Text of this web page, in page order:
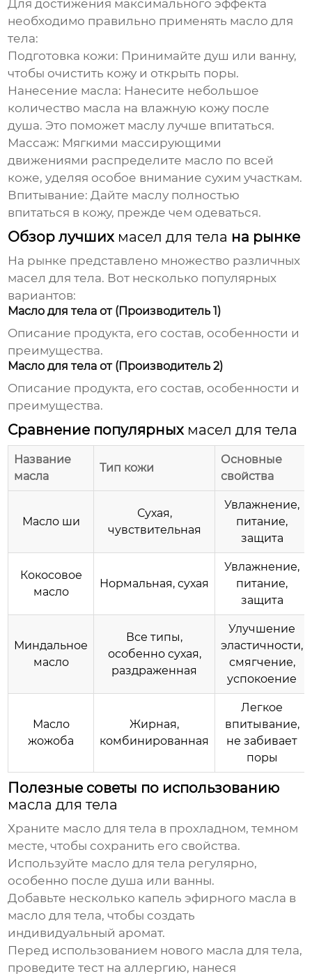
Для достижения максимального эффекта
необходимо правильно применять масло для
тела:
Подготовка кожи: Принимайте душ или ванну,
чтобы очистить кожу и открыть поры.
Нанесение масла: Нанесите небольшое
количество масла на влажную кожу после
душа. Это поможет маслу лучше впитаться.
Массаж: Мягкими массирующими
движениями распределите масло по всей
коже, уделяя особое внимание сухим участкам.
Впитывание: Дайте маслу полностью
впитаться в кожу, прежде чем одеваться.
Обзор лучших масел для тела на рынке
На рынке представлено множество различных
масел для тела. Вот несколько популярных
вариантов:
Масло для тела от (Производитель 1)
Описание продукта, его состав, особенности и
преимущества.
Масло для тела от (Производитель 2)
Описание продукта, его состав, особенности и
преимущества.
Сравнение популярных масел для тела
Название
масла
Тип кожи
Основные
свойства
Масло ши
Сухая,
чувствительная
Увлажнение,
питание,
защита
Кокосовое
масло
Нормальная, сухая
Увлажнение,
питание,
защита
Миндальное
масло
Все типы,
особенно сухая,
раздраженная
Улучшение
эластичности,
смягчение,
успокоение
Масло
жожоба
Жирная,
комбинированная
Легкое
впитывание,
не забивает
поры
Полезные советы по использованию
масла для тела
Храните масло для тела в прохладном, темном
месте, чтобы сохранить его свойства.
Используйте масло для тела регулярно,
особенно после душа или ванны.
Добавьте несколько капель эфирного масла в
масло для тела, чтобы создать
индивидуальный аромат.
Перед использованием нового масла для тела,
проведите тест на аллергию, нанеся